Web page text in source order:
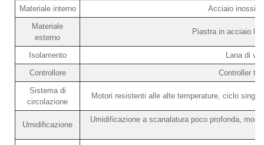
Materiale interno
Acciaio
Materiale
esterno
Piastra in acciaio
Isolamento
Lana di
Controllore
Controller
Sistema di
circolazione
Motori resistenti alle alte temperature, ciclo
Umidificazione
Umidificazione a scanalatura poco profonda,